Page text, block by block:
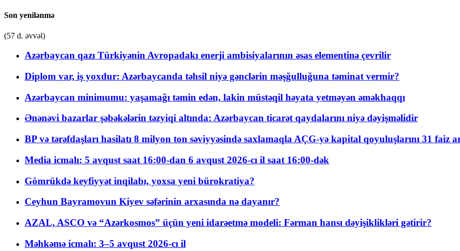
Son yenilənmə
(57 d. əvvəl)
Azərbaycan qazı Türkiyənin Avropadakı enerji ambisiyalarının əsas elementinə çevrilir
Diplom var, iş yoxdur: Azərbaycanda təhsil niyə gənclərin məşğulluğuna təminat vermir?
Azərbaycan minimumu: yaşamağı təmin edən, lakin müstəqil həyata yetməyən əməkhaqqı
Ənənəvi bazarlar şəbəkələrin təzyiqi altında: Azərbaycan ticarət qaydalarını niyə dəyişməlidir
BP və tərəfdaşları hasilatı 8 milyon ton səviyyəsində saxlamaqla AÇG-yə kapital qoyuluşlarını 31 faiz
Media icmalı: 5 avqust saat 16:00-dan 6 avqust 2026-cı il saat 16:00-dək
Gömrükdə keyfiyyət inqilabı, yoxsa yeni bürokratiya?
Ceyhun Bayramovun Kiyev səfərinin arxasında nə dayanır?
AZAL, ASCO və “Azərkosmos” üçün yeni idarəetmə modeli: Fərman hansı dəyişiklikləri gətirir?
Məhkəmə icmalı: 3–5 avqust 2026-cı il